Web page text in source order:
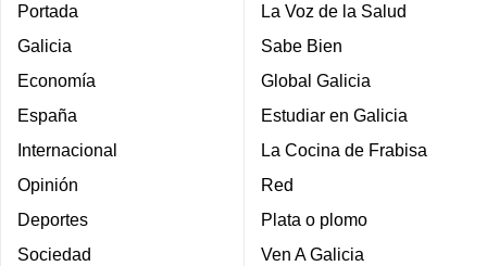
Portada
Galicia
Economía
España
Internacional
Opinión
Deportes
Sociedad
La Voz de la Salud
Sabe Bien
Global Galicia
Estudiar en Galicia
La Cocina de Frabisa
Red
Plata o plomo
Ven A Galicia